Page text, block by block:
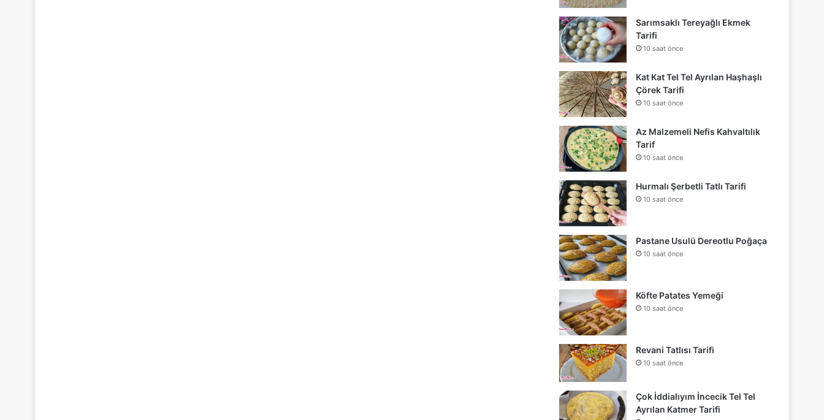
Sarımsaklı Tereyağlı Ekmek
Tarifi
10 saat önce
Kat Kat Tel Tel Ayrılan Haşhaşlı
Çörek Tarifi
10 saat önce
Az Malzemeli Nefis Kahvaltılık
Tarif
10 saat önce
Hurmalı Şerbetli Tatlı Tarifi
10 saat önce
Pastane Usulü Dereotlu Poğaça
10 saat önce
Köfte Patates Yemeği
10 saat önce
Revani Tatlısı Tarifi
10 saat önce
Çok İddialıyım İncecik Tel Tel
Ayrılan Katmer Tarifi